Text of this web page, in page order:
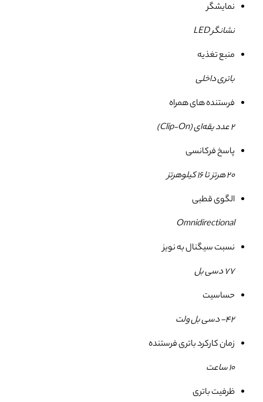
نمایشگر
نشانگر LED
منبع تغذیه
باتری داخلی
فرستنده های همراه
2 عدد یقه‌ای (Clip‑On)
پاسخ فرکانسی
۲۰ هرتز تا 16 کیلوهرتز
الگوی قطبی
Omnidirectional
نسبت سیگنال به نویز
77 دسی بل
حساسیت
42- دسی بل ولت
زمان کارکرد باتری فرستنده
10 ساعت
ظرفیت باتری